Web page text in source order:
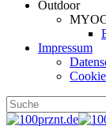
Outdoor
Impressum